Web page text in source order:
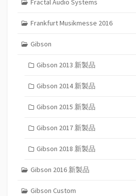
Fractal Audio Systems
Frankfurt Musikmesse 2016
Gibson
Gibson 2013 新製品
Gibson 2014 新製品
Gibson 2015 新製品
Gibson 2017 新製品
Gibson 2018 新製品
Gibson 2016 新製品
Gibson Custom